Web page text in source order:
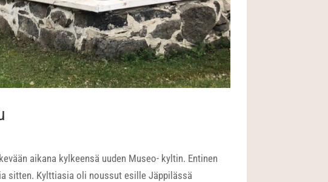
aikana kylkeensä uuden Museo- kyltin. Entinen
sitten. Kylttiasia oli noussut esille Jäppilässä